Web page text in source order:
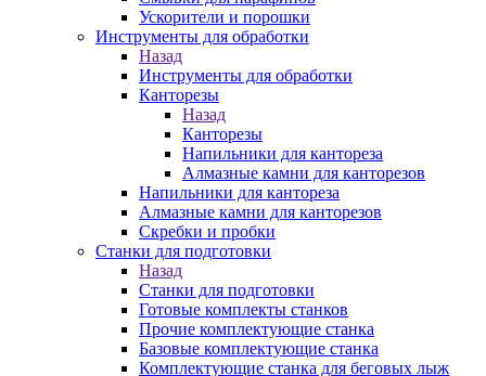
Ускорители и порошки
Инструменты для обработки
Назад
Инструменты для обработки
Канторезы
Назад
Канторезы
Напильники для кантореза
Алмазные камни для канторезов
Напильники для кантореза
Алмазные камни для канторезов
Скребки и пробки
Станки для подготовки
Назад
Станки для подготовки
Готовые комплекты станков
Прочие комплектующие станка
Базовые комплектующие станка
Комплектующие станка для беговых лыж